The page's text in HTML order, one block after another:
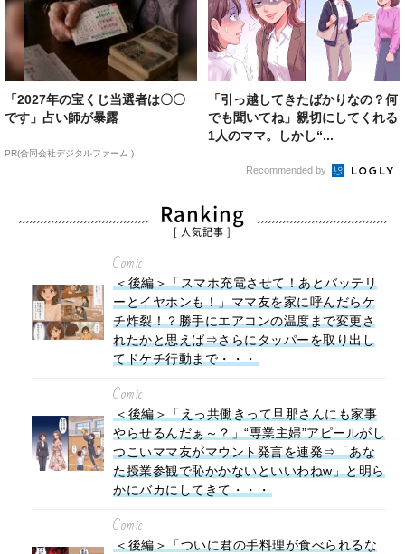
「2027年の宝くじ当選者は〇〇
です」占い師が暴露
PR(合同会社デジタルファーム )
「引っ越してきたばかりなの？何
でも聞いてね」親切にしてくれる
1人のママ。しかし“...
Recommended by
Ranking
[ 人気記事 ]
Comic
＜後編＞「スマホ充電させて！あとバッテリ
ーとイヤホンも！」ママ友を家に呼んだらケ
チ炸裂！？勝手にエアコンの温度まで変更さ
れたかと思えば⇒さらにタッパーを取り出し
てドケチ行動まで・・・
Comic
＜後編＞「えっ共働きって旦那さんにも家事
やらせるんだぁ～？」“専業主婦”アピールがし
つこいママ友がマウント発言を連発⇒「あな
た授業参観で恥かかないといいわねw」と明ら
かにバカにしてきて・・・
Comic
＜後編＞「ついに君の手料理が食べられるな